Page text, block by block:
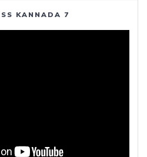
KANNADA 7